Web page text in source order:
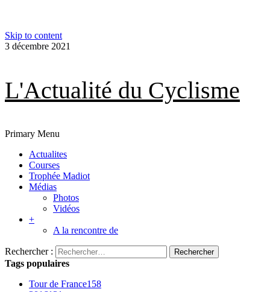
Skip to content
3 décembre 2021
L'Actualité du Cyclisme
Primary Menu
Actualites
Courses
Trophée Madiot
Médias
Photos
Vidéos
+
A la rencontre de
Rechercher :
Tags populaires
Tour de France158